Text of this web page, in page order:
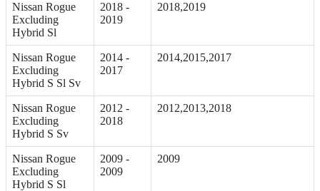
Nissan Rogue
Excluding
Hybrid Sl
2018 -
2019
2018,2019
Nissan Rogue
Excluding
Hybrid S Sl Sv
2014 -
2017
2014,2015,2017
Nissan Rogue
Excluding
Hybrid S Sv
2012 -
2018
2012,2013,2018
Nissan Rogue
Excluding
Hybrid S Sl
2009 -
2009
2009